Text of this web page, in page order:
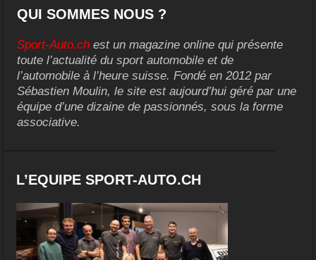
QUI SOMMES NOUS ?
Sport-Auto.ch est un magazine online qui présente
toute l’actualité du sport automobile et de
l’automobile à l’heure suisse. Fondé en 2012 par
Sébastien Moulin, le site est aujourd’hui géré par une
équipe d’une dizaine de passionnés, sous la forme
associative.
L’EQUIPE SPORT-AUTO.CH